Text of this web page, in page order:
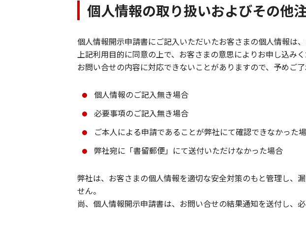
個人情報の取り扱いおよびその他
個人情報開示申請書にご記入いただいたお客さまの個人情報は
上記利用目的に同意の上で、お客さまの意思によりお申し込み
お問い合せの内容に対応できないことがありますので、予めご了
個人情報のご記入無き場合
必要事項のご記入無き場合
ご本人による申請であることが弊社にて確認できなかった
弊社宛に「書留郵便」にて送付いただけなかった場合
弊社は、お客さまの個人情報を適切な安全対策のもと管理し、
せん。
尚、個人情報開示申請書は、お問い合せの結果通知を送付し、